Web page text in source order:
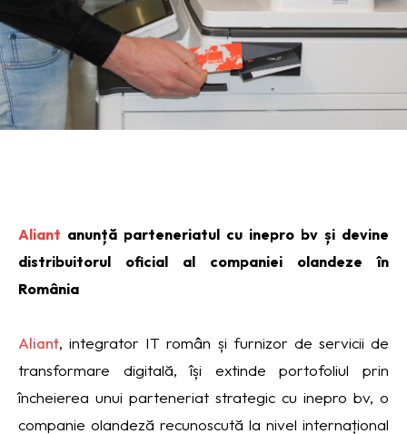
Aliant anunță parteneriatul cu inepro bv și devine
distribuitorul oficial al companiei olandeze în
România
Aliant, integrator IT român și furnizor de servicii de
transformare digitală, își extinde portofoliul prin
încheierea unui parteneriat strategic cu inepro bv, o
companie olandeză recunoscută la nivel internațional